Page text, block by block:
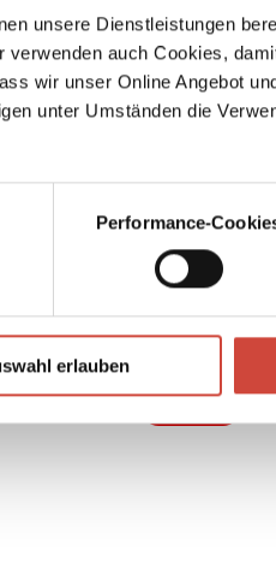
unsere Dienstleistungen
auch Cookies,
wir unser Online Angebot
unter Umständen die
Performance-
erlauben